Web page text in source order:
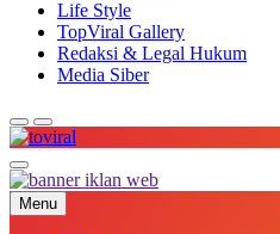
Life Style
TopViral Gallery
Redaksi & Legal Hukum
Media Siber
Top Viral
Menu